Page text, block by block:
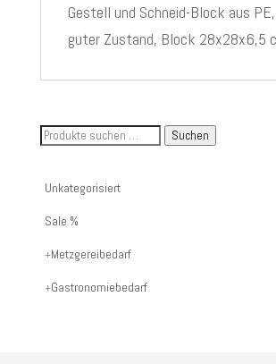
Gestell und Schneid-Block aus
guter Zustand, Block 28x28x6,5
Suche
Artikelnummer
oder
Suchen
Unkategorisiert
Sale %
Metzgereibedarf
Gastronomiebedarf